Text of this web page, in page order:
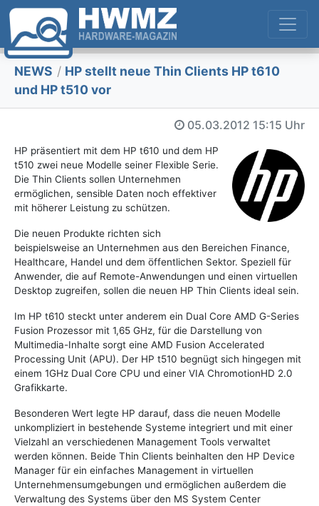
NEWS / HP stellt neue Thin Clients HP t610
und HP t510 vor
05.03.2012 15:15 Uhr
HP präsentiert mit dem HP t610 und dem HP
t510 zwei neue Modelle seiner Flexible Serie.
Die Thin Clients sollen Unternehmen
ermöglichen, sensible Daten noch effektiver
mit höherer Leistung zu schützen.
Die neuen Produkte richten sich
beispielsweise an Unternehmen aus den Bereichen Finance,
Healthcare, Handel und dem öffentlichen Sektor. Speziell für
Anwender, die auf Remote-Anwendungen und einen virtuellen
Desktop zugreifen, sollen die neuen HP Thin Clients ideal sein.
Im HP t610 steckt unter anderem ein Dual Core AMD G-Series
Fusion Prozessor mit 1,65 GHz, für die Darstellung von
Multimedia-Inhalte sorgt eine AMD Fusion Accelerated
Processing Unit (APU). Der HP t510 begnügt sich hingegen mit
einem 1GHz Dual Core CPU und einer VIA ChromotionHD 2.0
Grafikkarte.
Besonderen Wert legte HP darauf, dass die neuen Modelle
unkompliziert in bestehende Systeme integriert und mit einer
Vielzahl an verschiedenen Management Tools verwaltet
werden können. Beide Thin Clients beinhalten den HP Device
Manager für ein einfaches Management in virtuellen
Unternehmensumgebungen und ermöglichen außerdem die
Verwaltung des Systems über den MS System Center